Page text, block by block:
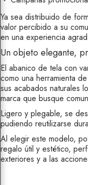
Ya sea distribuido de
valor percibido a su
en una experiencia
Un objeto elegante,
El abanico de tela con
como una herramienta
sus acabados naturales
marca que busque
Ligero y plegable, se
pudiendo reutilizarse
Al elegir este modelo,
regalo útil y estético,
exteriores y a las